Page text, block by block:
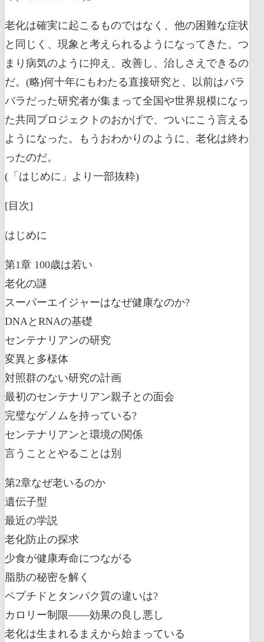
老化は確実に起こるものではなく、他の困難な症状
と同じく、現象と考えられるようになってきた。つ
まり病気のように抑え、改善し、治しさえできるの
だ。(略)何十年にもわたる直接研究と、以前はバラ
バラだった研究者が集まって全国や世界規模になっ
た共同プロジェクトのおかげで、ついにこう言える
ようになった。もうおわかりのように、老化は終わ
ったのだ。
(「はじめに」より一部抜粋)
[目次]
はじめに
第1章 100歳は若い
老化の謎
スーパーエイジャーはなぜ健康なのか?
DNAとRNAの基礎
センテナリアンの研究
変異と多様体
対照群のない研究の計画
最初のセンテナリアン親子との面会
完璧なゲノムを持っている?
センテナリアンと環境の関係
言うこととやることは別
第2章なぜ老いるのか
遺伝子型
最近の学説
老化防止の探求
少食が健康寿命につながる
脂肪の秘密を解く
ペプチドとタンパク質の違いは?
カロリー制限――効果の良し悪し
老化は生まれるまえから始まっている